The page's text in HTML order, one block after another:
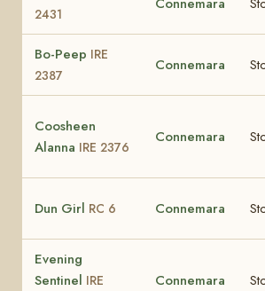
2431
Bo-Peep IRE
2387
Connemara
Coosheen
Alanna IRE 2376
Connemara
Dun Girl RC 6 Connemara
Evening
Sentinel IRE
Connemara